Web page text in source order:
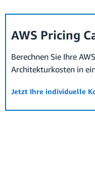
AWS Pricing
Berechnen Sie Ihre
Architekturkosten in
Jetzt Ihre individuelle